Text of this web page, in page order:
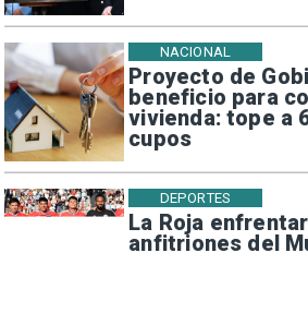
Proyecto de
beneficio para
vivienda: tope a
cupos
NACIONAL
La Roja
anfitriones del
DEPORTES